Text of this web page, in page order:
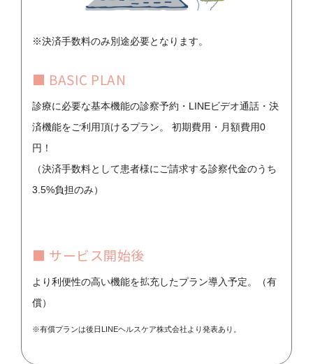
※決済手数料のみ別途必要となります。
■ BASIC PLAN
診療に必要な基本機能の診察予約・LINEビデオ通話・決
済機能をご利用頂けるプラン。 初期費用・月額費用0
円！
（決済手数料として患者様にご請求する診察代金のうち
3.5%負担のみ）
■ サービス開始後
より利便性の高い機能を拡充したプラン導入予定。（有
償）
※有償プランは後日LINEヘルスケア株式会社より発表あり。